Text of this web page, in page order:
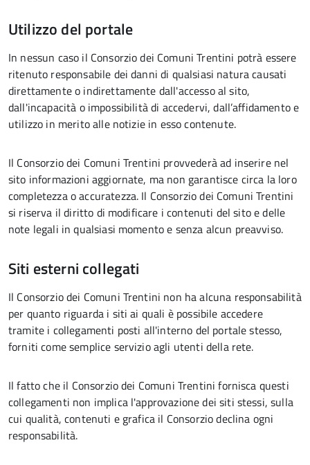
Utilizzo del portale
In nessun caso il Consorzio dei Comuni Trentini potrà essere
ritenuto responsabile dei danni di qualsiasi natura causati
direttamente o indirettamente dall'accesso al sito,
dall'incapacità o impossibilità di accedervi, dall’affidamento e
utilizzo in merito alle notizie in esso contenute.
Il Consorzio dei Comuni Trentini provvederà ad inserire nel
sito informazioni aggiornate, ma non garantisce circa la loro
completezza o accuratezza. Il Consorzio dei Comuni Trentini
si riserva il diritto di modificare i contenuti del sito e delle
note legali in qualsiasi momento e senza alcun preavviso.
Siti esterni collegati
Il Consorzio dei Comuni Trentini non ha alcuna responsabilità
per quanto riguarda i siti ai quali è possibile accedere
tramite i collegamenti posti all'interno del portale stesso,
forniti come semplice servizio agli utenti della rete.
Il fatto che il Consorzio dei Comuni Trentini fornisca questi
collegamenti non implica l'approvazione dei siti stessi, sulla
cui qualità, contenuti e grafica il Consorzio declina ogni
responsabilità.